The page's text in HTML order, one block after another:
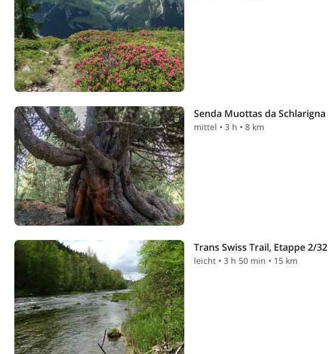
Senda Muottas da Schlarigna
mittel • 3 h • 8 km
Trans Swiss Trail, Etappe 2/32
leicht • 3 h 50 min • 15 km